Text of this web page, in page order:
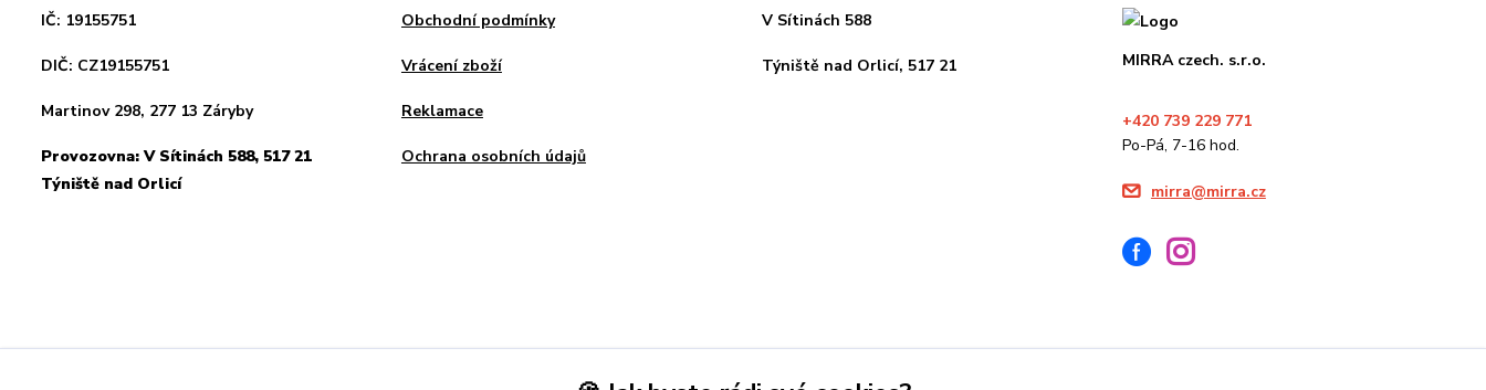
IČ: 19155751
DIČ: CZ19155751
Martinov 298, 277 13 Záryby
Provozovna: V Sítinách 588, 517 21
Týniště nad Orlicí
Obchodní podmínky
Vrácení zboží
Reklamace
Ochrana osobních údajů
V Sítinách 588
Týniště nad Orlicí, 517 21 MIRRA czech. s.r.o.
+420 739 229 771
Po-Pá, 7-16 hod.
mirra@mirra.cz